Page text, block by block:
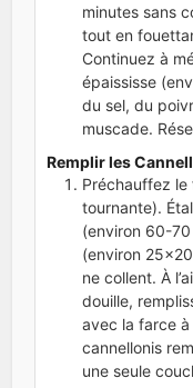
minutes sans
tout en
Continuez à
épaississe
du sel, du
muscade.
Remplir les
Préchauffez le
tournante).
(environ 60-
(environ
ne collent. À
douille,
avec la farce
cannellonis
une seule